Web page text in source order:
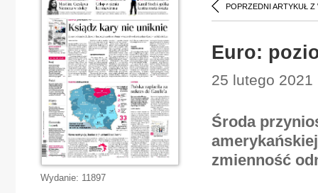
POPRZEDNI ARTYKUŁ Z
Euro:
25 lutego
Środa
zmienność
Wydanie: 11897